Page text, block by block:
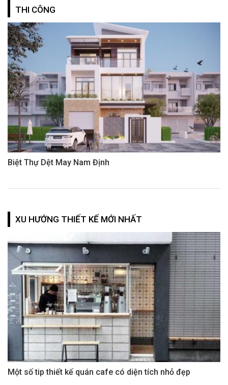
THI CÔNG
Biệt Thự Dệt May Nam Định
XU HƯỚNG THIẾT KẾ MỚI NHẤT
Một số tip thiết kế quán cafe có diện tích nhỏ đẹp